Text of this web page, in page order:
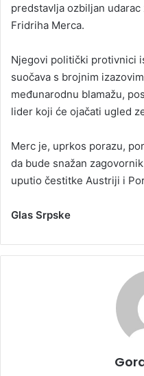
predstavlja ozbiljan
Fridriha Merca.
Njegovi politički protivnici
suočava s brojnim
međunarodnu blamažu,
lider koji će ojačati ugled
Merc je, uprkos porazu,
da bude snažan
uputio čestitke Austriji i
Glas Srpske